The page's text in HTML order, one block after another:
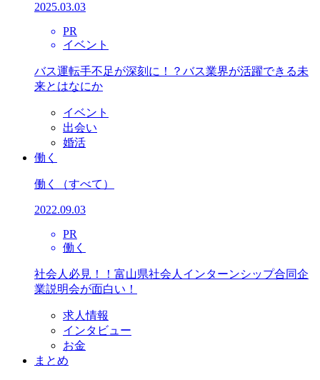
2025.03.03
PR
イベント
バス運転手不足が深刻に！？バス業界が活躍できる未
来とはなにか
イベント
出会い
婚活
働く
働く （すべて）
2022.09.03
PR
働く
社会人必見！！富山県社会人インターンシップ合同企
業説明会が面白い！
求人情報
インタビュー
お金
まとめ